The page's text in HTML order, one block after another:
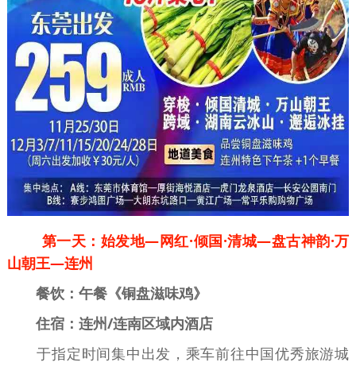
第一天：始发地—网红·倾国·清城—盘古神韵·万
山朝王—连州
餐饮：午餐《铜盘滋味鸡》
住宿：连州/连南区域内酒店
于指定时间集中出发，乘车前往中国优秀旅游城